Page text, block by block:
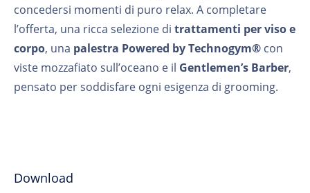
concedersi momenti di puro relax. A completare
l’offerta, una ricca selezione di trattamenti per viso e
corpo, una palestra Powered by Technogym® con
viste mozzafiato sull’oceano e il Gentlemen’s Barber,
pensato per soddisfare ogni esigenza di grooming.
Download